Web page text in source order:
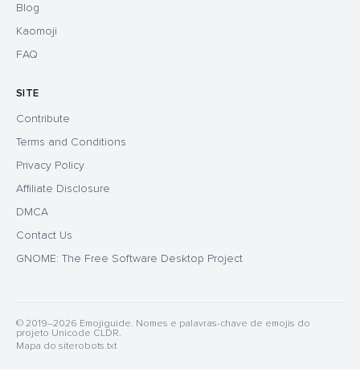
Blog
Kaomoji
FAQ
SITE
Contribute
Terms and Conditions
Privacy Policy
Affiliate Disclosure
DMCA
Contact Us
GNOME: The Free Software Desktop Project
© 2019–2026 Emojiguide. Nomes e palavras-chave de emojis do
projeto Unicode CLDR.
Mapa do siterobots.txt